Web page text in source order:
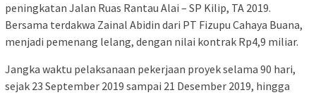
peningkatan Jalan Ruas Rantau Alai – SP Kilip, TA 2019.
Bersama terdakwa Zainal Abidin dari PT Fizupu Cahaya Buana,
menjadi pemenang lelang, dengan nilai kontrak Rp4,9 miliar.
Jangka waktu pelaksanaan pekerjaan proyek selama 90 hari,
sejak 23 September 2019 sampai 21 Desember 2019, hingga